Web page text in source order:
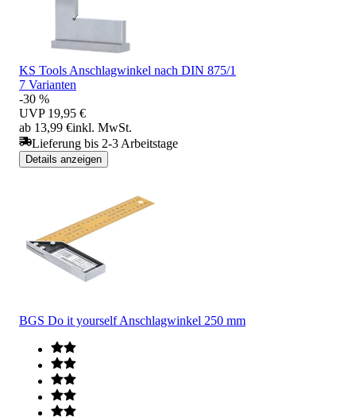
KS Tools Anschlagwinkel nach DIN 875/1
7 Varianten
-30 %
UVP 19,95 €
ab 13,99 €inkl. MwSt.
Lieferung bis 2-3 Arbeitstage
Details anzeigen
BGS Do it yourself Anschlagwinkel 250 mm